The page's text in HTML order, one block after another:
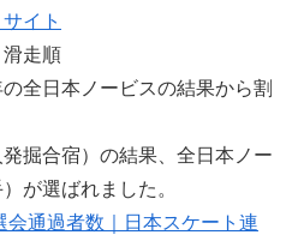
イト
走順
全日本ノービスの結果から割
掘合宿）の結果、全日本ノー
が選ばれました。
会通過者数｜日本スケート連